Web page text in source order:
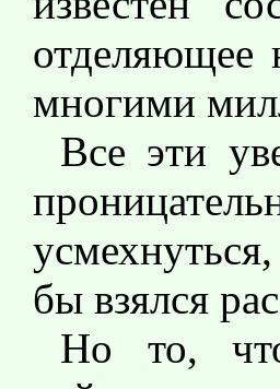
отделяющее
многими
Все эти
бы взялся
Но то,